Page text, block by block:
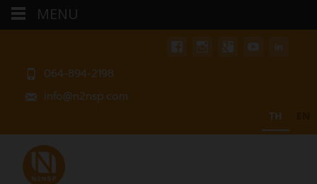
064-894-2198
info@n2nsp.com
TH
MENU